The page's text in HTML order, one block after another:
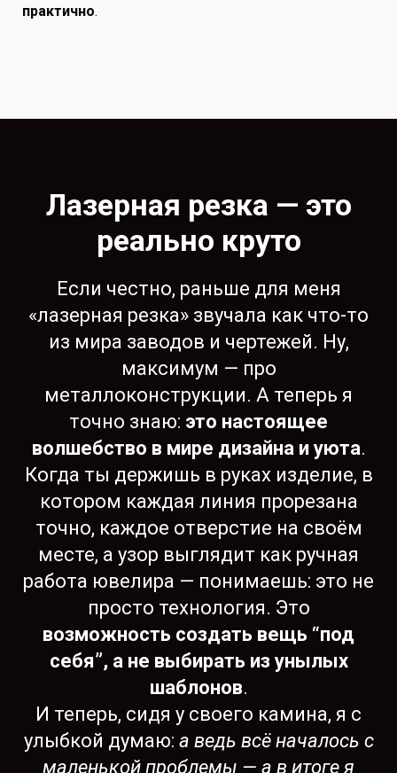
практично.
Лазерная резка — это
реально круто
Если честно, раньше для меня
«лазерная резка» звучала как что-то
из мира заводов и чертежей. Ну,
максимум — про
металлоконструкции. А теперь я
точно знаю: это настоящее
волшебство в мире дизайна и уюта.
Когда ты держишь в руках изделие, в
котором каждая линия прорезана
точно, каждое отверстие на своём
месте, а узор выглядит как ручная
работа ювелира — понимаешь: это не
просто технология. Это
возможность создать вещь “под
себя”, а не выбирать из унылых
шаблонов.
И теперь, сидя у своего камина, я с
улыбкой думаю: а ведь всё началось с
маленькой проблемы — а в итоге я